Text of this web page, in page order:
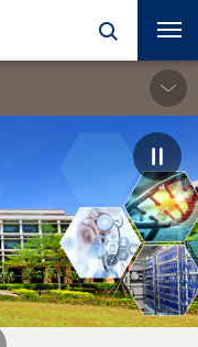
研究單位
院內同仁